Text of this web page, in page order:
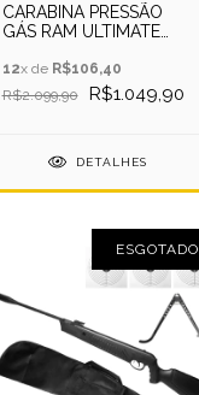
CARABINA PRESSÃO
GÁS RAM ULTIMATE
CAPA + ALVO
12x de R$106,40
R$2.099,90
R$1.049,90
DETALHES
ESGOTADO